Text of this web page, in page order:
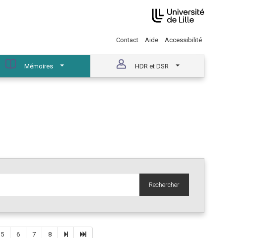
Contact Aide Accessibilité
Mémoires HDR et DSR
Rechercher
5 6 7 8